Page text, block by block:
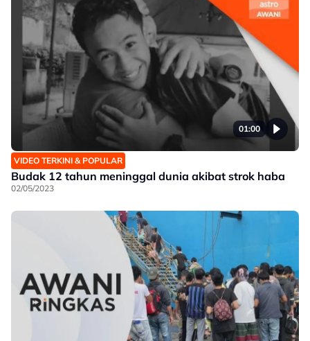
01:00
VIDEO TERKINI & POPULAR
Budak 12 tahun meninggal dunia akibat strok haba
02/05/2023